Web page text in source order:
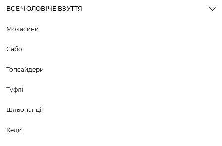
ВСЕ ЧОЛОВІЧЕ ВЗУТТЯ
Мокасини
Сабо
Топсайдери
Туфлі
Шльопанці
Кеди